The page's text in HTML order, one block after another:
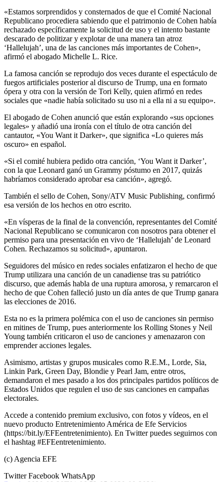
«Estamos sorprendidos y consternados de que el Comité Nacional
Republicano procediera sabiendo que el patrimonio de Cohen había
rechazado específicamente la solicitud de uso y el intento bastante
descarado de politizar y explotar de una manera tan atroz
‘Hallelujah’, una de las canciones más importantes de Cohen»,
afirmó el abogado Michelle L. Rice.
La famosa canción se reprodujo dos veces durante el espectáculo de
fuegos artificiales posterior al discurso de Trump, una en formato
ópera y otra con la versión de Tori Kelly, quien afirmó en redes
sociales que «nadie había solicitado su uso ni a ella ni a su equipo».
El abogado de Cohen anunció que están explorando «sus opciones
legales» y añadió una ironía con el título de otra canción del
cantautor, «You Want it Darker», que significa «Lo quieres más
oscuro» en español.
«Si el comité hubiera pedido otra canción, ‘You Want it Darker’,
con la que Leonard ganó un Grammy póstumo en 2017, quizás
habríamos considerado aprobar esa canción», agregó.
También el sello de Cohen, Sony/ATV Music Publishing, confirmó
esa versión de los hechos en otro escrito.
«En vísperas de la final de la convención, representantes del Comité
Nacional Republicano se comunicaron con nosotros para obtener el
permiso para una presentación en vivo de ‘Hallelujah’ de Leonard
Cohen. Rechazamos su solicitud», apuntaron.
Seguidores del músico en redes sociales enfatizaron el hecho de que
Trump utilizara una canción de un canadiense tras su patriótico
discurso, que además habla de una ruptura amorosa, y remarcaron el
hecho de que Cohen falleció justo un día antes de que Trump ganara
las elecciones de 2016.
Esta no es la primera polémica con el uso de canciones sin permiso
en mitines de Trump, pues anteriormente los Rolling Stones y Neil
Young también criticaron el uso de canciones y amenazaron con
emprender acciones legales.
Asimismo, artistas y grupos musicales como R.E.M., Lorde, Sia,
Linkin Park, Green Day, Blondie y Pearl Jam, entre otros,
demandaron el mes pasado a los dos principales partidos políticos de
Estados Unidos que regulen el uso de sus canciones en campañas
electorales.
Accede a contenido premium exclusivo, con fotos y vídeos, en el
nuevo producto Entretenimiento América de Efe Servicios
(https://bit.ly/EFEentretenimiento). En Twitter puedes seguirnos con
el hashtag #EFEentretenimiento.
(c) Agencia EFE
TwitterFacebook WhatsApp